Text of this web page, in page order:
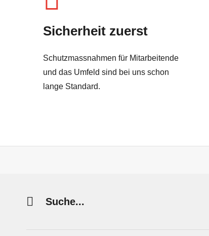
Sicherheit zuerst
Schutzmassnahmen für Mitarbeitende
und das Umfeld sind bei uns schon
lange Standard.
Suchwort